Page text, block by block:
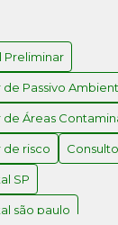
Assertivas
Como Realizar e
Projeto
Ambiental em
SP
Preliminar
Passivo
Áreas
de risco
SP
são paulo